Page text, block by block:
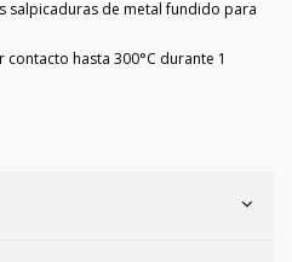
salpicaduras de metal fundido para
hasta 300°C durante 1